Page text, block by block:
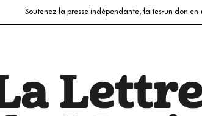
Soutenez la presse indépendante, faites-un don en